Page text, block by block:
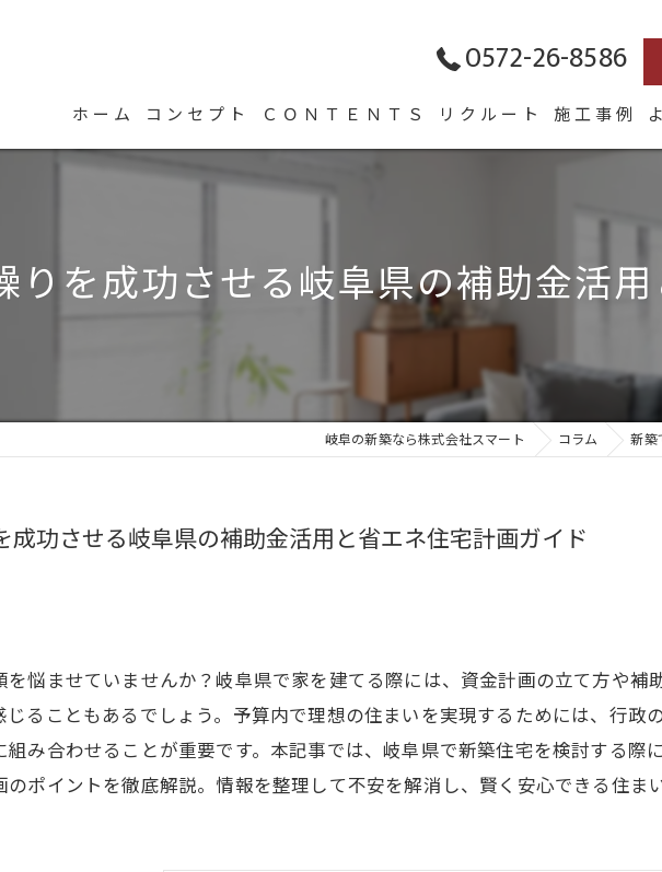
0572-26-8586
ホーム コンセプト
代表あいさつ
ＣＯＮＴＥＮＴＳ
HOMA
長く愛せる木の家「HUCK」
リクルート 施工事例
りを成功させる岐阜県の補助金活
岐阜の新築なら株式会社スマート コラム 新築
成功させる岐阜県の補助金活用と省エネ住宅計画ガイド
悩ませていませんか？岐阜県で家を建てる際には、資金計画の立て方や
ることもあるでしょう。予算内で理想の住まいを実現するためには、行
み合わせることが重要です。本記事では、岐阜県で新築住宅を検討する際
ポイントを徹底解説。情報を整理して不安を解消し、賢く安心できる住ま